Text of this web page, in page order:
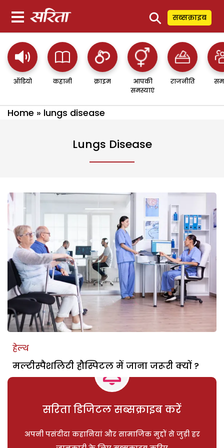
⚲ सब्सक्राइब
ऑडियो कहानी क्राइम
आपकी
समस्याएं
राजनीति
Home » lungs disease
Lungs Disease
हेल्थ
मल्टीस्पैशलिटी हौस्पिटल में जाना जरूरी क्यों ?
सरिता डिजिटल सब्सक्राइब करें
अपनी पसंदीदा कहानियां और सामाजिक मुद्दों से जुड़ी हर